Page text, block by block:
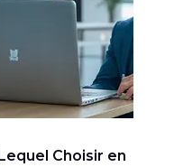
Choisir en